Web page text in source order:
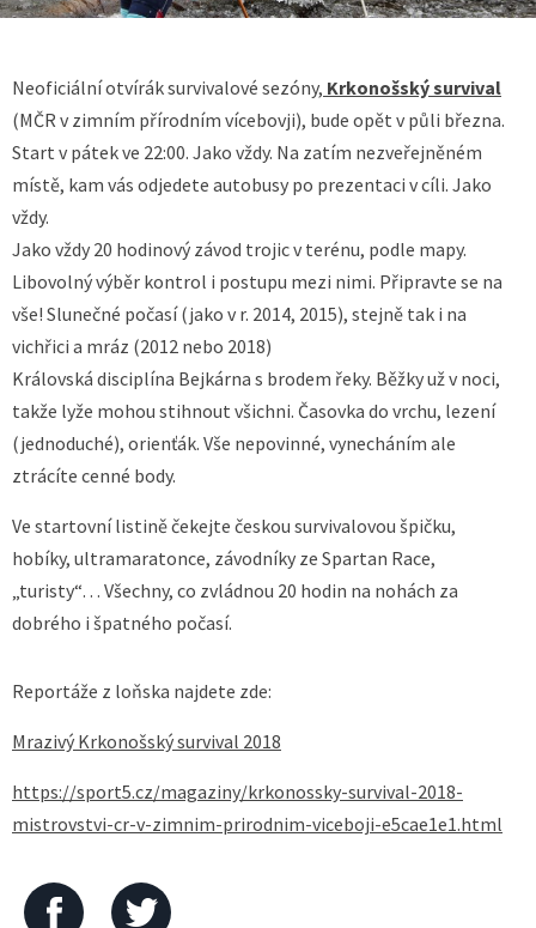
Neoficiální otvírák survivalové sezóny, Krkonošský survival
(MČR v zimním přírodním vícebovji), bude opět v půli března.
Start v pátek ve 22:00. Jako vždy. Na zatím nezveřejněném
místě, kam vás odjedete autobusy po prezentaci v cíli. Jako
vždy.
Jako vždy 20 hodinový závod trojic v terénu, podle mapy.
Libovolný výběr kontrol i postupu mezi nimi. Připravte se na
vše! Slunečné počasí (jako v r. 2014, 2015), stejně tak i na
vichřici a mráz (2012 nebo 2018)
Královská disciplína Bejkárna s brodem řeky. Běžky už v noci,
takže lyže mohou stihnout všichni. Časovka do vrchu, lezení
(jednoduché), orienťák. Vše nepovinné, vynecháním ale
ztrácíte cenné body.
Ve startovní listině čekejte českou survivalovou špičku,
hobíky, ultramaratonce, závodníky ze Spartan Race,
„turisty“… Všechny, co zvládnou 20 hodin na nohách za
dobrého i špatného počasí.
Reportáže z loňska najdete zde:
Mrazivý Krkonošský survival 2018
https://sport5.cz/magaziny/krkonossky-survival-2018-
mistrovstvi-cr-v-zimnim-prirodnim-viceboji-e5cae1e1.html